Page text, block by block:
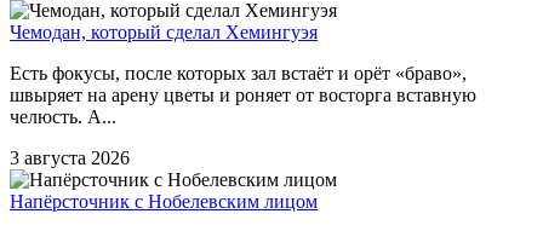
Чемодан, который сделал Хемингуэя
Есть фокусы, после которых зал встаёт и орёт «браво»,
швыряет на арену цветы и роняет от восторга вставную
челюсть. А...
3 августа 2026
Напёрсточник с Нобелевским лицом